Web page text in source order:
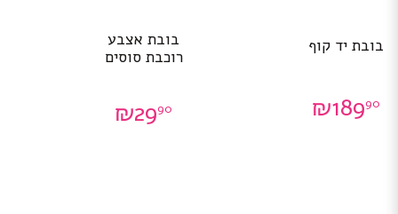
בובת יד קוף
₪18990
בובת אצבע
רוכבת סוסים
₪2990